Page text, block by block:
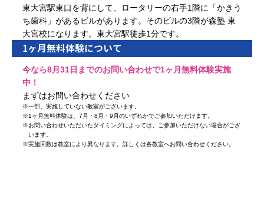
東大宮駅東口を背にして、ロータリーの右手1階に「かきう
ち歯科」があるビルがあります。そのビルの3階が森塾 東
大宮校になります。東大宮駅徒歩1分です。
1ヶ月無料体験について
今なら8月31日までのお問い合わせで1ヶ月無料体験実施
中！
まずはお問い合わせください
※一部、実施していない教室がございます。
※1ヶ月無料体験は、7月・8月・9月のいずれかでご参加いただけます。
※お問い合わせいただいたタイミングによっては、ご参加いただけない場合がござ
います。
※実施回数は教室により異なります。詳しくは各教室へお問い合わせください。